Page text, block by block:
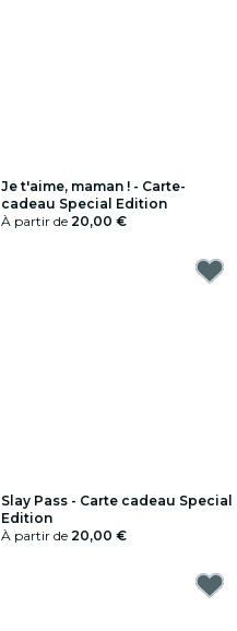
Je t'aime, maman ! - Carte-
cadeau Special Edition
À partir de 20,00 €
Slay Pass - Carte cadeau Special
Edition
À partir de 20,00 €